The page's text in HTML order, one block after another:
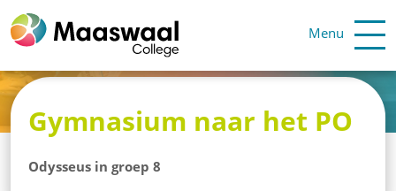
Menu
Gymnasium naar het PO
Odysseus in groep 8